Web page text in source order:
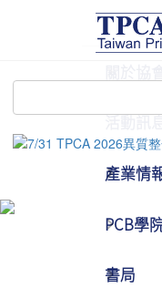
活動訊
產業情
PCB學
書局